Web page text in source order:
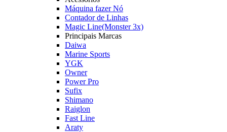
Máquina fazer Nó
Contador de Linhas
Magic Line(Monster 3x)
Principais Marcas
Daiwa
Marine Sports
YGK
Owner
Power Pro
Sufix
Shimano
Raiglon
Fast Line
Araty